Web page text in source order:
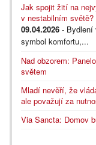
Jak spojit žití na
v nestabilním světě?
09.04.2026 - Bydlení
symbol komfortu,...
Nad obzorem:
světem
Mladí nevěří, že
ale považují za
Via Sancta: Domov